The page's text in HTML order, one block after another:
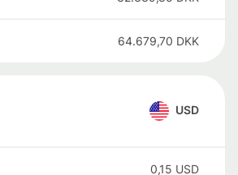
64.679,70 DKK
USD
0,15 USD